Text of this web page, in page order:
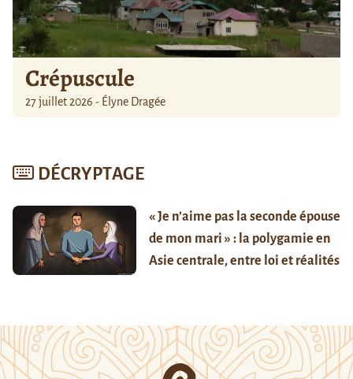
Crépuscule
27 juillet 2026 - Élyne Dragée
DÉCRYPTAGE
« Je n’aime pas la seconde épouse
de mon mari » : la polygamie en
Asie centrale, entre loi et réalités